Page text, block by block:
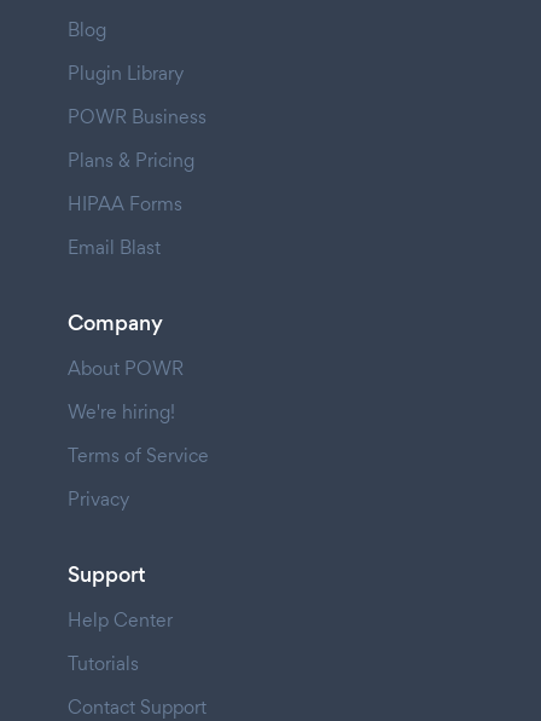
Blog
Plugin Library
POWR Business
Plans & Pricing
HIPAA Forms
Email Blast
Company
About POWR
We're hiring!
Terms of Service
Privacy
Support
Help Center
Tutorials
Contact Support